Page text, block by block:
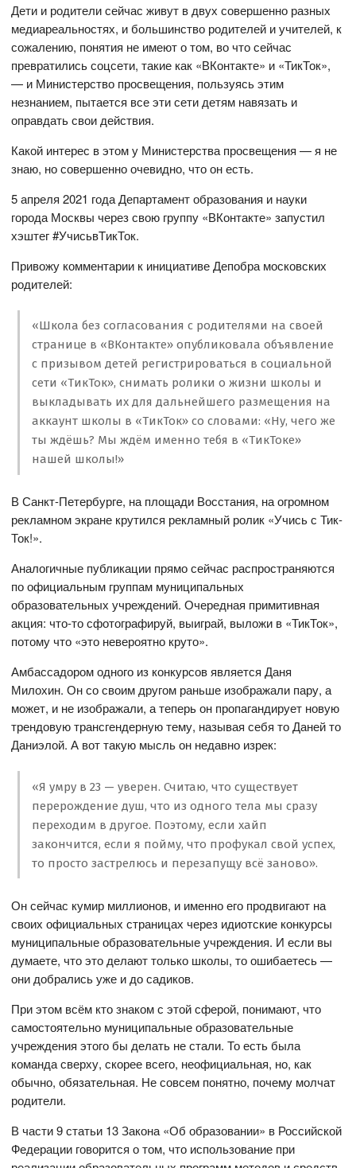
Дети и родители сейчас живут в двух совершенно разных
медиареальностях, и большинство родителей и учителей, к
сожалению, понятия не имеют о том, во что сейчас
превратились соцсети, такие как «ВКонтакте» и «ТикТок»,
— и Министерство просвещения, пользуясь этим
незнанием, пытается все эти сети детям навязать и
оправдать свои действия.
Какой интерес в этом у Министерства просвещения — я не
знаю, но совершенно очевидно, что он есть.
5 апреля 2021 года Департамент образования и науки
города Москвы через свою группу «ВКонтакте» запустил
хэштег #УчисьвTикТок.
Привожу комментарии к инициативе Депобра московских
родителей:
«Школа без согласования с родителями на своей
странице в «ВКонтакте» опубликовала объявление
с призывом детей регистрироваться в социальной
сети «ТикТок», снимать ролики о жизни школы и
выкладывать их для дальнейшего размещения на
аккаунт школы в «ТикТок» со словами: «Ну, чего же
ты ждёшь? Мы ждём именно тебя в «ТикТоке»
нашей школы!»
В Санкт-Петербурге, на площади Восстания, на огромном
рекламном экране крутился рекламный ролик «Учись с Тик-
Ток!».
Аналогичные публикации прямо сейчас распространяются
по официальным группам муниципальных
образовательных учреждений. Очередная примитивная
акция: что-то сфотографируй, выиграй, выложи в «ТикТок»,
потому что «это невероятно круто».
Амбассадором одного из конкурсов является Даня
Милохин. Он со своим другом раньше изображали пару, а
может, и не изображали, а теперь он пропагандирует новую
трендовую трансгендерную тему, называя себя то Даней то
Даниэлой. А вот такую мысль он недавно изрек:
«Я умру в 23 — уверен. Считаю, что существует
перерождение душ, что из одного тела мы сразу
переходим в другое. Поэтому, если хайп
закончится, если я пойму, что профукал свой успех,
то просто застрелюсь и перезапущу всё заново».
Он сейчас кумир миллионов, и именно его продвигают на
своих официальных страницах через идиотские конкурсы
муниципальные образовательные учреждения. И если вы
думаете, что это делают только школы, то ошибаетесь —
они добрались уже и до садиков.
При этом всём кто знаком с этой сферой, понимают, что
самостоятельно муниципальные образовательные
учреждения этого бы делать не стали. То есть была
команда сверху, скорее всего, неофициальная, но, как
обычно, обязательная. Не совсем понятно, почему молчат
родители.
В части 9 статьи 13 Закона «Об образовании» в Российской
Федерации говорится о том, что использование при